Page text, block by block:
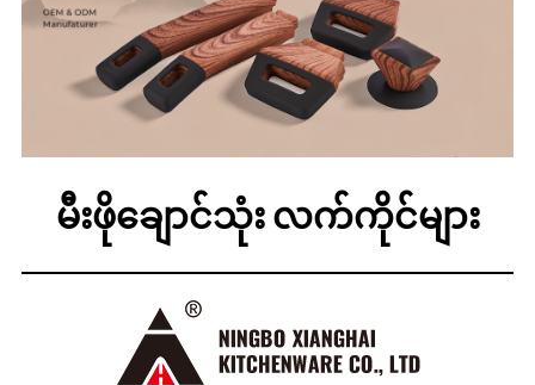
မီးဖိုချောင်သုံး လက်ကိုင်များ